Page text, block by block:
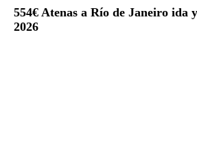
554€ Atenas a Río de Janeiro ida
2026